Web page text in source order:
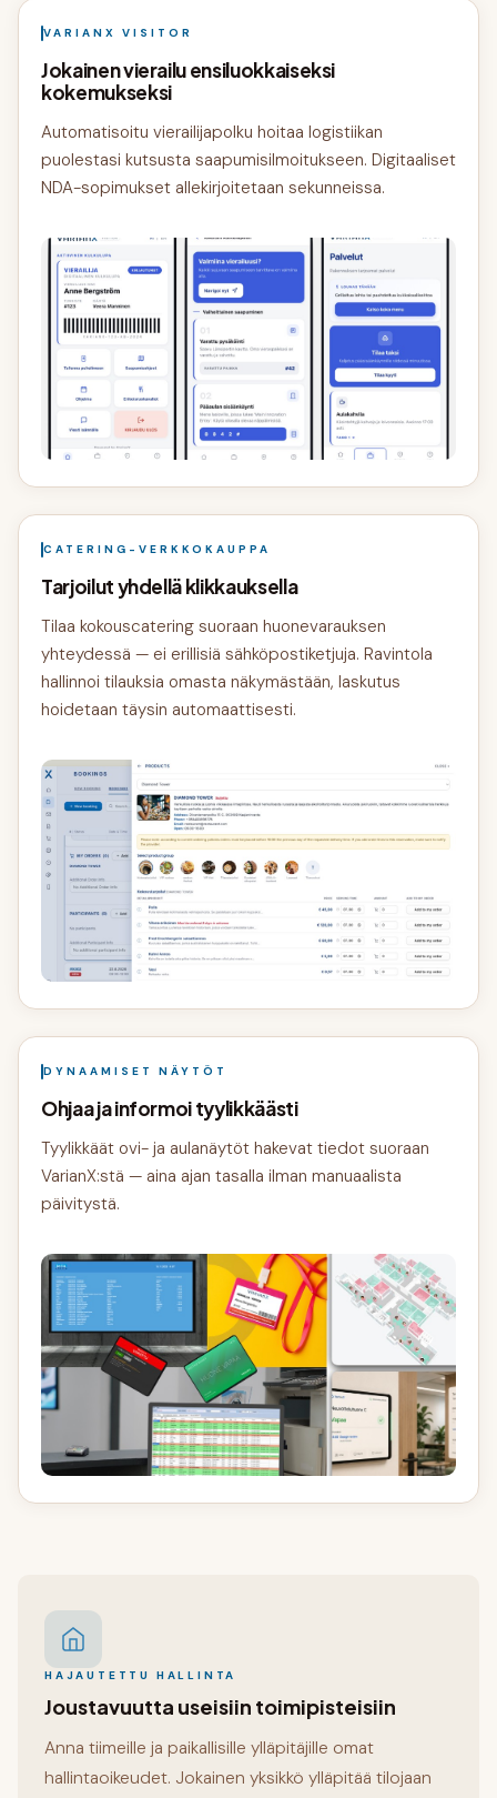
VARIANX VISITOR
Jokainen vierailu ensiluokkaiseksi
kokemukseksi
Automatisoitu vierailijapolku hoitaa logistiikan
puolestasi kutsusta saapumisilmoitukseen. Digitaaliset
NDA-sopimukset allekirjoitetaan sekunneissa.
CATERING-VERKKOKAUPPA
Tarjoilut yhdellä klikkauksella
Tilaa kokouscatering suoraan huonevarauksen
yhteydessä — ei erillisiä sähköpostiketjuja. Ravintola
hallinnoi tilauksia omasta näkymästään, laskutus
hoidetaan täysin automaattisesti.
DYNAAMISET NÄYTÖT
Ohjaa ja informoi tyylikkäästi
Tyylikkäät ovi- ja aulanäytöt hakevat tiedot suoraan
VarianX:stä — aina ajan tasalla ilman manuaalista
päivitystä.
HAJAUTETTU HALLINTA
Joustavuutta useisiin toimipisteisiin
Anna tiimeille ja paikallisille ylläpitäjille omat
hallintaoikeudet. Jokainen yksikkö ylläpitää tilojaan